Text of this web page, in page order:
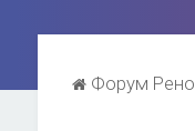
Форум Рено